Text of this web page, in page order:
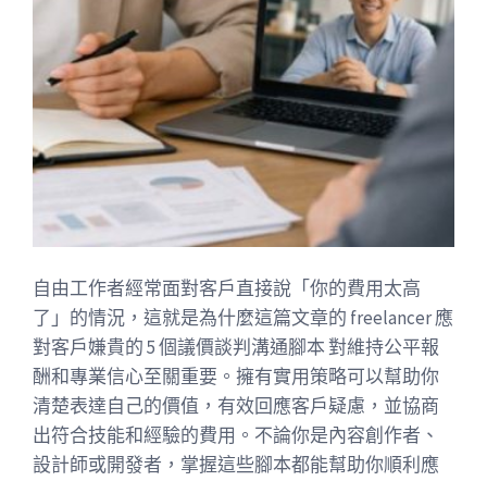
自由工作者經常面對客戶直接說「你的費用太高
了」的情況，這就是為什麼這篇文章的 freelancer 應
對客戶嫌貴的 5 個議價談判溝通腳本 對維持公平報
酬和專業信心至關重要。擁有實用策略可以幫助你
清楚表達自己的價值，有效回應客戶疑慮，並協商
出符合技能和經驗的費用。不論你是內容創作者、
設計師或開發者，掌握這些腳本都能幫助你順利應